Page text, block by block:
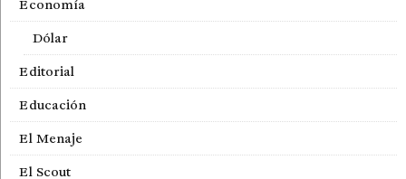
Economía
Dólar
Editorial
Educación
El Menaje
El Scout